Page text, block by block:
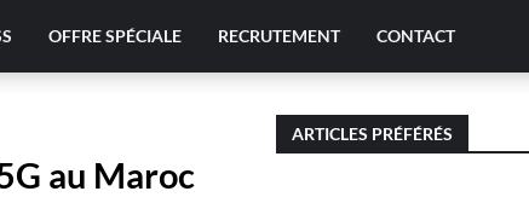
OFFRE SPÉCIALE RECRUTEMENT CONTACT
au Maroc
ARTICLES PRÉFÉRÉS